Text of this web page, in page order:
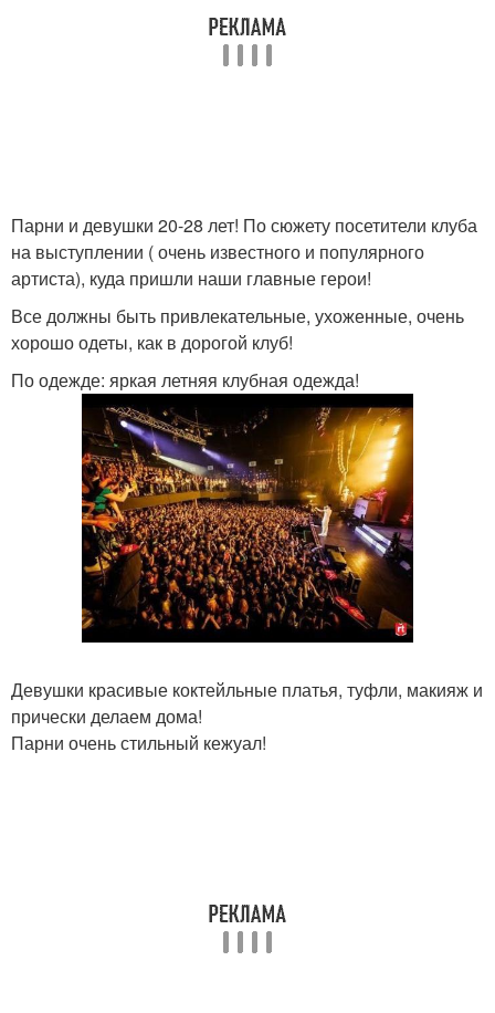
Парни и девушки 20-28 лет! По сюжету посетители клуба
на выступлении ( очень известного и популярного
артиста), куда пришли наши главные герои!
Все должны быть привлекательные, ухоженные, очень
хорошо одеты, как в дорогой клуб!
По одежде: яркая летняя клубная одежда!
Девушки красивые коктейльные платья, туфли, макияж и
прически делаем дома!
Парни очень стильный кежуал!